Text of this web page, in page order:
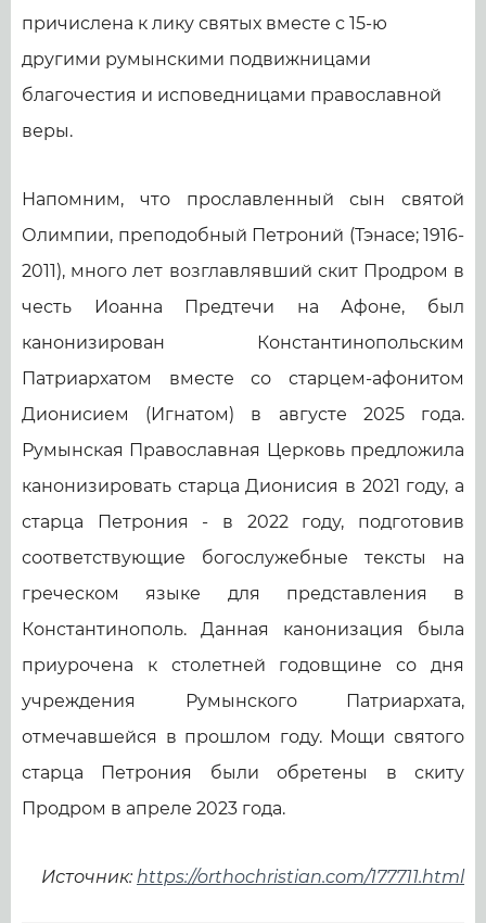
причислена к лику святых вместе с 15-ю
другими румынскими подвижницами
благочестия и исповедницами православной
веры.
Напомним, что прославленный сын святой
Олимпии, преподобный Петроний (Тэнасе; 1916-
2011), много лет возглавлявший скит Продром в
честь Иоанна Предтечи на Афоне, был
канонизирован Константинопольским
Патриархатом вместе со старцем-афонитом
Дионисием (Игнатом) в августе 2025 года.
Румынская Православная Церковь предложила
канонизировать старца Дионисия в 2021 году, а
старца Петрония - в 2022 году, подготовив
соответствующие богослужебные тексты на
греческом языке для представления в
Константинополь. Данная канонизация была
приурочена к столетней годовщине со дня
учреждения Румынского Патриархата,
отмечавшейся в прошлом году. Мощи святого
старца Петрония были обретены в скиту
Продром в апреле 2023 года.
Источник: https://orthochristian.com/177711.html